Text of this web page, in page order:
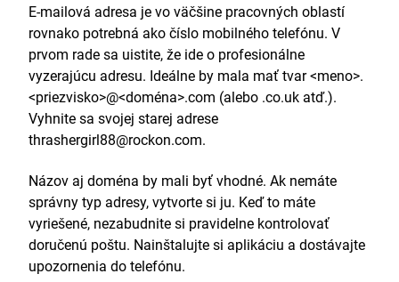
E-mailová adresa je vo väčšine pracovných oblastí
rovnako potrebná ako číslo mobilného telefónu. V
prvom rade sa uistite, že ide o profesionálne
vyzerajúcu adresu. Ideálne by mala mať tvar <meno>.
<priezvisko>@<doména>.com (alebo .co.uk atď.).
Vyhnite sa svojej starej adrese
thrashergirl88@rockon.com.
Názov aj doména by mali byť vhodné. Ak nemáte
správny typ adresy, vytvorte si ju. Keď to máte
vyriešené, nezabudnite si pravidelne kontrolovať
doručenú poštu. Nainštalujte si aplikáciu a dostávajte
upozornenia do telefónu.